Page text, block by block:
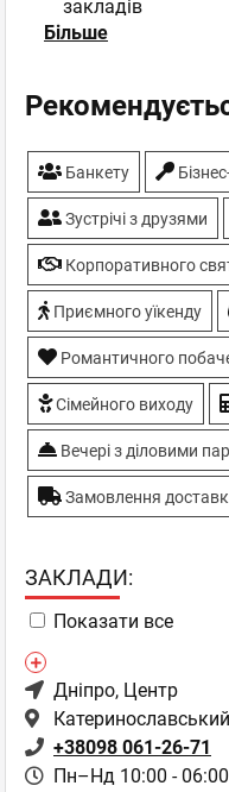
закладів
ТБ-плазми
Більше
Банкету
Зустрічі з друзями
Корпоративного
Приємного уїкенду
Романтичного
Сімейного виходу
Вечері з діловими
Замовлення
ЗАКЛАДИ:
Показати все
Дніпро, Центр
+38098 061-26-71
Пн–Нд 10:00 - 06:00